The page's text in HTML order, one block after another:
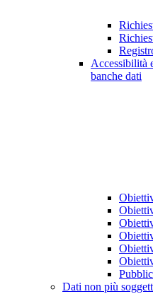
Accessibilità
banche dati
Dati non più